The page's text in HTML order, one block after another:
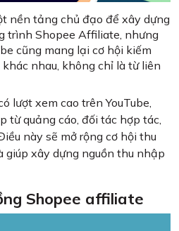
nền tảng chủ đạo để xây dựng
trình Shopee Affiliate, nhưng
cũng mang lại cơ hội kiếm
nhau, không chỉ là từ liên
lượt xem cao trên YouTube,
từ quảng cáo, đối tác hợp tác,
này sẽ mở rộng cơ hội thu
xây dựng nguồn thu nhập
Shopee affiliate